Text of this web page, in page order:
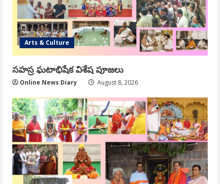
Arts & Culture
సహస్ర ఘటాభిషేక విశేష పూజలు
Online News Diary August 8, 2026